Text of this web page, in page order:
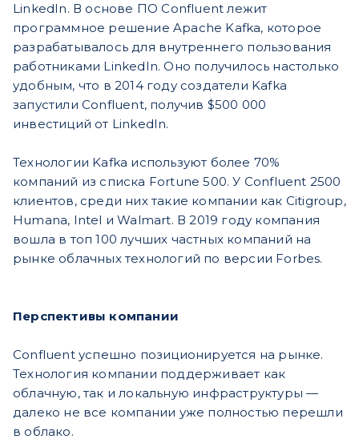
LinkedIn. В основе ПО Confluent лежит
программное решение Apache Kafka, которое
разрабатывалось для внутреннего пользования
работниками LinkedIn. Оно получилось настолько
удобным, что в 2014 году создатели Kafka
запустили Confluent, получив $500 000
инвестиций от LinkedIn.
Технологии Kafka используют более 70%
компаний из списка Fortune 500. У Confluent 2500
клиентов, среди них такие компании как Citigroup,
Humana, Intel и Walmart. В 2019 году компания
вошла в топ 100 лучших частных компаний на
рынке облачных технологий по версии Forbes.
Перспективы компании
Confluent успешно позиционируется на рынке.
Технология компании поддерживает как
облачную, так и локальную инфраструктуры —
далеко не все компании уже полностью перешли
в облако.